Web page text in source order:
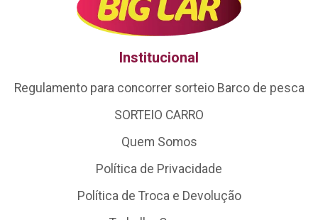
Institucional
Regulamento para concorrer sorteio Barco de pesca
SORTEIO CARRO
Quem Somos
Política de Privacidade
Política de Troca e Devolução